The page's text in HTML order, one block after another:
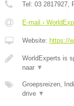
Tel: 03 2817927,
E-mail ›
Website: https://
WorldExperts is
naar ▼
Groepsreizen,
drive ▼